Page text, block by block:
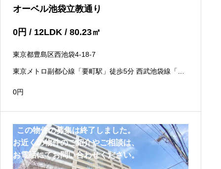
オーベル池袋立教通り
0 円 / 12LDK / 80.23㎡
東京都豊島区西池袋4-18-7
東京メトロ副都心線「要町駅」徒歩5分 西武池袋線「椎
0円
この物件の募集は終了しました。
お近くの物件のご紹介やご相談は、
お電話にてお問い合わせください。